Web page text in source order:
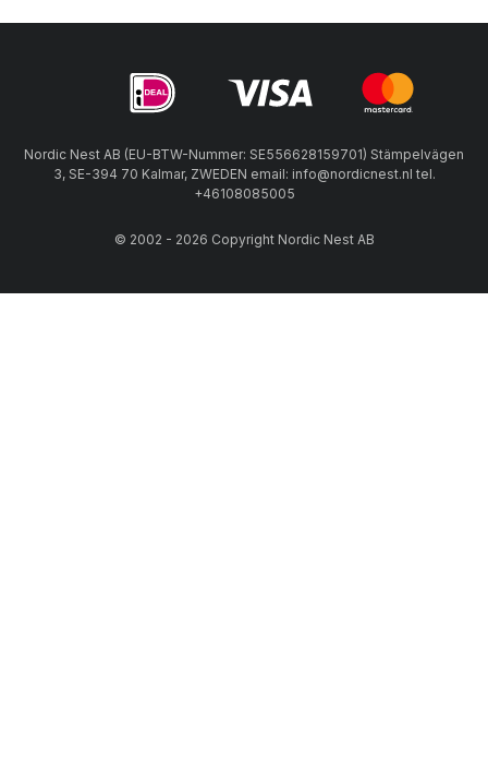
Nordic Nest AB (EU-BTW-Nummer: SE556628159701) Stämpelvägen
3, SE-394 70 Kalmar, ZWEDEN email: info@nordicnest.nl tel.
+46108085005
© 2002 - 2026 Copyright Nordic Nest AB